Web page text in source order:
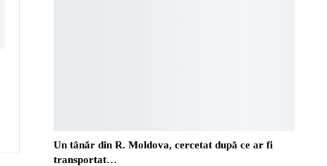
Un tânăr din R. Moldova, cercetat după ce ar fi
transportat…